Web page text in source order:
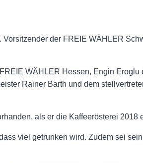
der FREIE WÄHLER
WÄHLER Hessen, Engin Eroglu
Rainer Barth und dem
als er die Kaffeerösterei 2018
viel getrunken wird. Zudem sei